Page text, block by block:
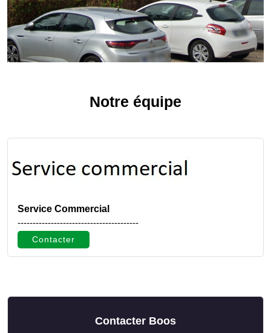
Notre équipe
Service Commercial
----------------------------------------
Contacter
Contacter Boos